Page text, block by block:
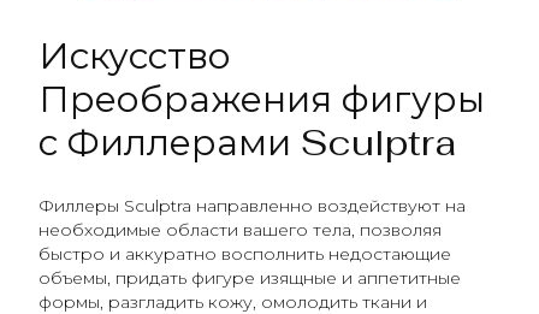
Искусство
Преображения фигуры
с Филлерами Sculptra
Филлеры Sculptra направленно воздействуют на
необходимые области вашего тела, позволяя
быстро и аккуратно восполнить недостающие
объемы, придать фигуре изящные и аппетитные
формы, разгладить кожу, омолодить ткани и